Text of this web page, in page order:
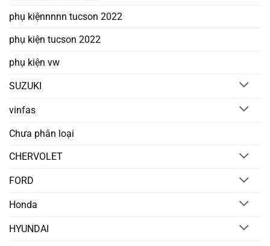
phụ kiệnnnnn tucson 2022
phụ kiện tucson 2022
phụ kiện vw
SUZUKI
vinfas
Chưa phân loại
CHERVOLET
FORD
Honda
HYUNDAI